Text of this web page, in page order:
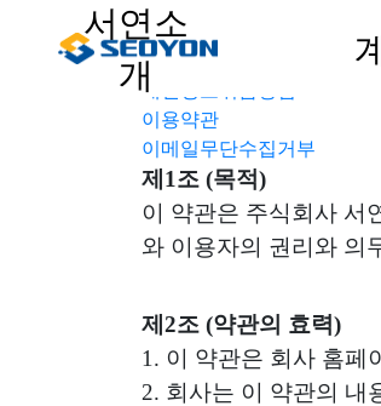
서연소
개개인정보취급방침
이용약관
이메일무단수집거부
제1조 (목적)
이 약관은 주식회사 서
와 이용자의 권리와 의
제2조 (약관의 효력)
1. 이 약관은 회사 홈페
2. 회사는 이 약관의 내